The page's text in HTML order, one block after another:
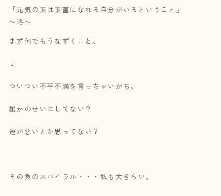
「元気の素は素直になれる自分がいるということ」
〜略〜
まず何でもうなずくこと。
↓
ついつい不平不満を言っちゃいがち。
誰かのせいにしてない？
運が悪いとか思ってない？
その負のスパイラル・・・私も大きらい。